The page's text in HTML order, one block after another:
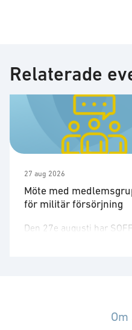
Relaterade
27 aug 2026
Möte med
för militär försörjning
Den 27e augusti har
rör upphandling,
Om